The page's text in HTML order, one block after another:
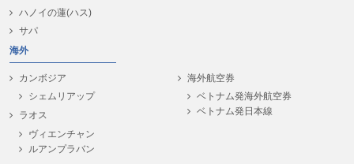
ハノイの蓮(ハス)
サパ
海外
カンボジア
シェムリアップ
ラオス
ヴィエンチャン
ルアンプラバン
海外航空券
ベトナム発海外航空券
ベトナム発日本線